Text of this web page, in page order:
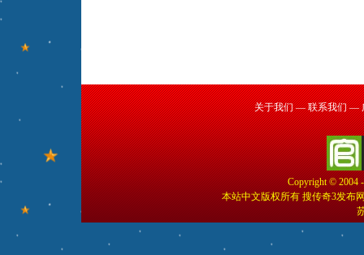
关于我们 — 联系我们 —
Copyright © 2004
本站中文版权所有 搜传奇3发布